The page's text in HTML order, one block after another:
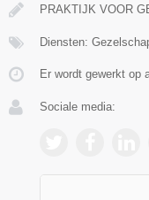
PRAKTIJK VOOR
Diensten:
Er wordt gewerkt op
Sociale media: